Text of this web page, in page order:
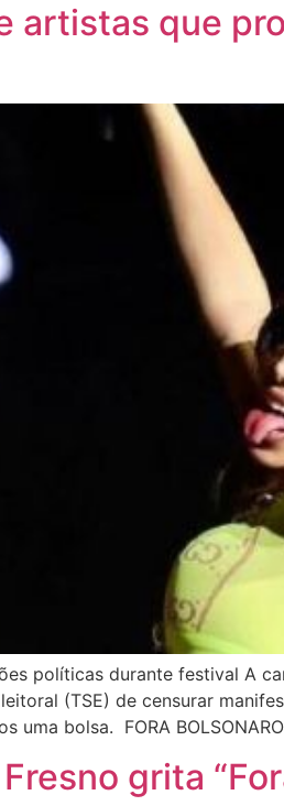
artistas que
políticas durante festival A
(TSE) de censurar
uma bolsa. FORA
grita